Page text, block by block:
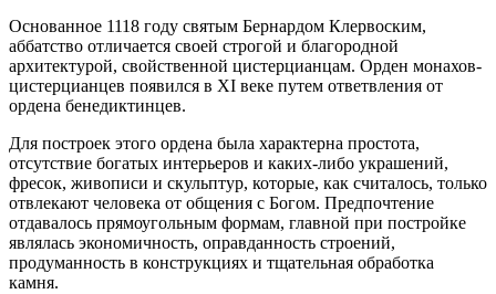
Основанное 1118 году святым Бернардом Клервоским,
аббатство отличается своей строгой и благородной
архитектурой, свойственной цистерцианцам. Орден монахов-
цистерцианцев появился в XI веке путем ответвления от
ордена бенедиктинцев.
Для построек этого ордена была характерна простота,
отсутствие богатых интерьеров и каких-либо украшений,
фресок, живописи и скульптур, которые, как считалось, только
отвлекают человека от общения с Богом. Предпочтение
отдавалось прямоугольным формам, главной при постройке
являлась экономичность, оправданность строений,
продуманность в конструкциях и тщательная обработка
камня.